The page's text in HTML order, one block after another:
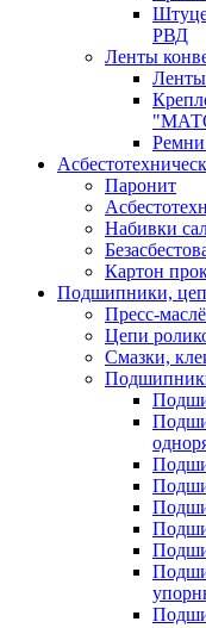
РВД
Ленты
Ленты
Ремни
Паронит
Набивки
Картон
Подшипники,
Пресс-
Цепи
Смазки,